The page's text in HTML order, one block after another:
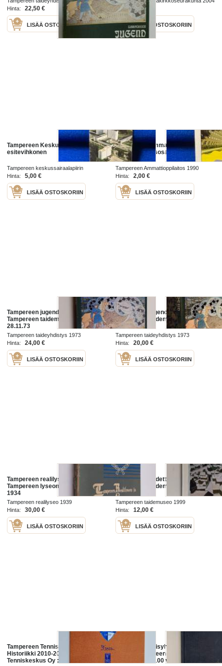
Hinta:
22,50 €
LISÄÄ OSTOSKORIIN
Hinta:
10,50 €
LISÄÄ OSTOSKORIIN
Tampereen Keskussairaala -
esitevihkonen
Tampereen keskussairaalapiirin
kuntainliitto 1970
Hinta: 5,00 €
LISÄÄ OSTOSKORIIN
Tampereen Ammattioppilaitos /
Aikuiskoulutusosasto -esite 1990
Tampereen Ammattioppilaitos 1990
Hinta:
2,00 €
LISÄÄ OSTOSKORIIN
Tampereen jugend näyttely :
Tampereen taidemuseo 7.10-
28.11.73
Tampereen taideyhdistys 1973
Hinta:
24,00 €
LISÄÄ OSTOSKORIIN
Tampereen jugend : Näyttely
Tampereen taidemuseossa
7.10.-28.1. -73
Tampereen taideyhdistys 1973
Hinta:
20,00 €
LISÄÄ OSTOSKORIIN
Tampereen realilyseon ja
Tampereen lyseon matrikkeli 1884-
1934
Tampereen realilyseo 1939
Hinta:
30,00 €
LISÄÄ OSTOSKORIIN
Tampereen taidetta 1890-1950 :
Tampereen taidemuseo 12.6.1999-
29.8.1999
Tampereen taidemuseo 1999
Hinta:
12,00 €
LISÄÄ OSTOSKORIIN
Tampereen Tennisseura ry :
Historiikki 2010-2019 ; Tampereen
Tenniskeskus Oy : Historiikki
Tampereen naisyhdistys 1890-
1990 : Tampereen Naisyhdistys ry
ensimmäiset 100 vuotta